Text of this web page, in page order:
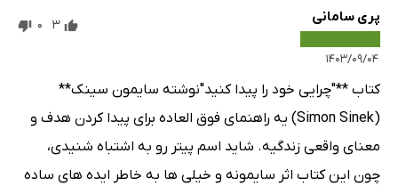
پری سامانی
۱۴۰۳/۰۹/۰۴
3
0
کتاب **"چرایی خود را پیدا کنید"نوشته سایمون سینک**
(Simon Sinek) یه راهنمای فوق العاده برای پیدا کردن هدف و
معنای واقعی زندگیه. شاید اسم پیتر رو به اشتباه شنیدی،
چون این کتاب اثر سایمونه و خیلی ها به خاطر ایده های ساده